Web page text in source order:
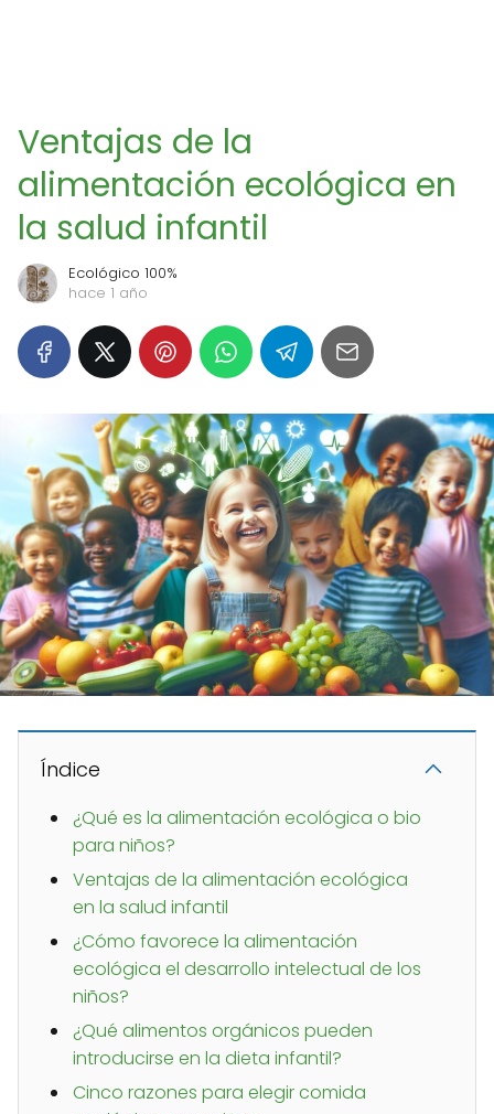
Ventajas de la
alimentación ecológica en
la salud infantil
Ecológico 100%
hace 1 año
Índice
¿Qué es la alimentación ecológica o bio
para niños?
Ventajas de la alimentación ecológica
en la salud infantil
¿Cómo favorece la alimentación
ecológica el desarrollo intelectual de los
niños?
¿Qué alimentos orgánicos pueden
introducirse en la dieta infantil?
Cinco razones para elegir comida